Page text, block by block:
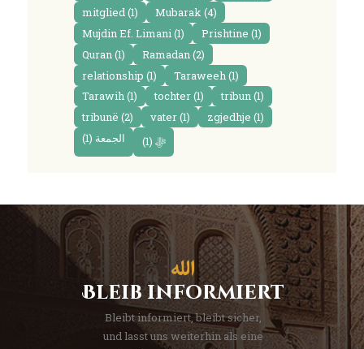
mitglied(1) Mubarak(4)
Mujdin Ef. Limani(1) Prishtine (1)
Quran(1) Ramadan(2)
relationship (1) Taraweeh(1)
Tarawih(1) tochter(1) tribun(1)
tribunë (2) vater(1) zgjedhje (1)
الجمعة (1) ﷻ (1)
Bleib informiert
Bleibt informiert, bleibt sicher,
und lasst uns weiterhin als eine